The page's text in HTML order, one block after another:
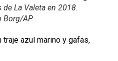
La Valeta en 2018.
Borg/AP
traje azul marino y gafas,